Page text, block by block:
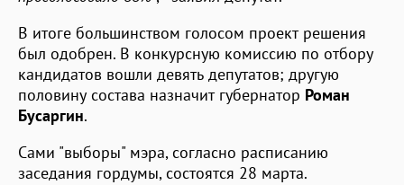
В итоге большинством голосом проект решения
был одобрен. В конкурсную комиссию по отбору
кандидатов вошли девять депутатов; другую
половину состава назначит губернатор Роман
Бусаргин.
Сами "выборы" мэра, согласно расписанию
заседания гордумы, состоятся 28 марта.